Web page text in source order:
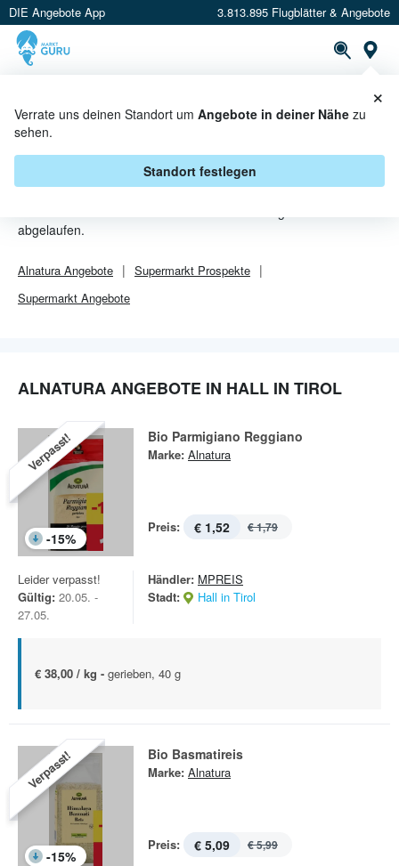
DIE Angebote App 3.813.895 Flugblätter & Angebote
Verrate uns deinen Standort um Angebote in deiner Nähe zu
sehen.
Standort festlegen
×
ALNATURA ANGEBOTE IN HALL IN
abgelaufen.
Alnatura Angebote Supermarkt Prospekte
Supermarkt Angebote
ALNATURA ANGEBOTE IN HALL IN TIROL
Verpasst!
-15%
Bio Parmigiano Reggiano
Marke: Alnatura
Preis: € 1,52 € 1,79
Leider verpasst!
Gültig: 20.05. -
27.05.
Händler: MPREIS
Stadt:
Hall in Tirol
€ 38,00 / kg - gerieben, 40 g
Verpasst!
-15%
Bio Basmatireis
Marke: Alnatura
Preis: € 5,09 € 5,99